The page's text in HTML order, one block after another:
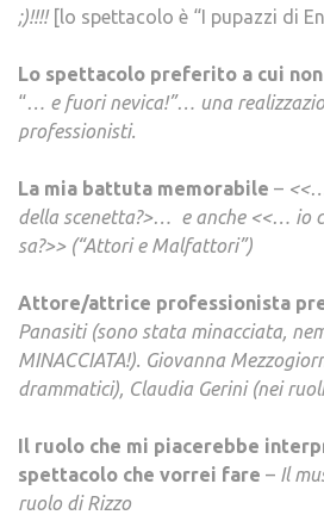
;)!!!! [lo spettacolo è “I pupazzi di
Lo spettacolo preferito a cui
“… e fuori nevica!”… una
professionisti.
La mia battuta memorabile –
della scenetta?>… e anche <<… io
sa?>> (“Attori e Malfattori”)
Attore/attrice professionista
Panasiti (sono stata minacciata,
MINACCIATA!). Giovanna
drammatici), Claudia Gerini (nei
Il ruolo che mi piacerebbe
spettacolo che vorrei fare – Il
ruolo di Rizzo